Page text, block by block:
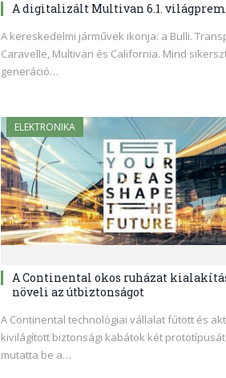
A digitalizált Multivan 6.1.
A kereskedelmi járművek ikonja: a Bulli.
Caravelle, Multivan és California. Mind
generáció…
ELEKTRONIKA
A Continental okos ruházat
növeli az útbiztonságot
A Continental technológiai vállalat fűtött és
kivilágított biztonsági kabátok két prototípusát
mutatta be a…